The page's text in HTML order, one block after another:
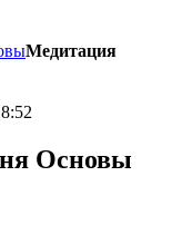
Медитация
Основы